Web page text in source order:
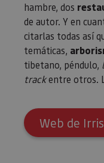
hambre, dos
de autor. Y en
citarlas todas así
temáticas,
tibetano, péndulo,
trackentre otros.
Web de